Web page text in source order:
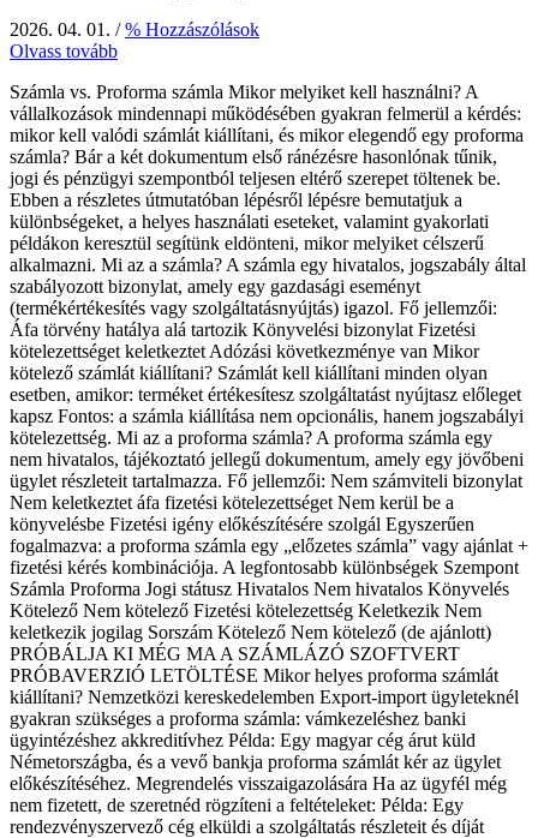
2026. 04. 01. / % Hozzászólások
Olvass tovább
Számla vs. Proforma számla Mikor melyiket kell használni? A
vállalkozások mindennapi működésében gyakran felmerül a kérdés:
mikor kell valódi számlát kiállítani, és mikor elegendő egy proforma
számla? Bár a két dokumentum első ránézésre hasonlónak tűnik,
jogi és pénzügyi szempontból teljesen eltérő szerepet töltenek be.
Ebben a részletes útmutatóban lépésről lépésre bemutatjuk a
különbségeket, a helyes használati eseteket, valamint gyakorlati
példákon keresztül segítünk eldönteni, mikor melyiket célszerű
alkalmazni. Mi az a számla? A számla egy hivatalos, jogszabály által
szabályozott bizonylat, amely egy gazdasági eseményt
(termékértékesítés vagy szolgáltatásnyújtás) igazol. Fő jellemzői:
Áfa törvény hatálya alá tartozik Könyvelési bizonylat Fizetési
kötelezettséget keletkeztet Adózási következménye van Mikor
kötelező számlát kiállítani? Számlát kell kiállítani minden olyan
esetben, amikor: terméket értékesítesz szolgáltatást nyújtasz előleget
kapsz Fontos: a számla kiállítása nem opcionális, hanem jogszabályi
kötelezettség. Mi az a proforma számla? A proforma számla egy
nem hivatalos, tájékoztató jellegű dokumentum, amely egy jövőbeni
ügylet részleteit tartalmazza. Fő jellemzői: Nem számviteli bizonylat
Nem keletkeztet áfa fizetési kötelezettséget Nem kerül be a
könyvelésbe Fizetési igény előkészítésére szolgál Egyszerűen
fogalmazva: a proforma számla egy „előzetes számla” vagy ajánlat +
fizetési kérés kombinációja. A legfontosabb különbségek Szempont
Számla Proforma Jogi státusz Hivatalos Nem hivatalos Könyvelés
Kötelező Nem kötelező Fizetési kötelezettség Keletkezik Nem
keletkezik jogilag Sorszám Kötelező Nem kötelező (de ajánlott)
PRÓBÁLJA KI MÉG MA A SZÁMLÁZÓ SZOFTVERT
PRÓBAVERZIÓ LETÖLTÉSE Mikor helyes proforma számlát
kiállítani? Nemzetközi kereskedelemben Export-import ügyleteknél
gyakran szükséges a proforma számla: vámkezeléshez banki
ügyintézéshez akkreditívhez Példa: Egy magyar cég árut küld
Németországba, és a vevő bankja proforma számlát kér az ügylet
előkészítéséhez. Megrendelés visszaigazolására Ha az ügyfél még
nem fizetett, de szeretnéd rögzíteni a feltételeket: Példa: Egy
rendezvényszervező cég elküldi a szolgáltatás részleteit és díját